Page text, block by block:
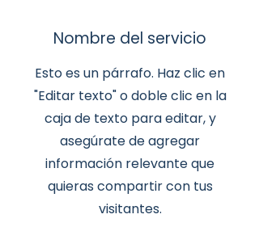
Nombre del servicio
Esto es un párrafo. Haz clic en
"Editar texto" o doble clic en la
caja de texto para editar, y
asegúrate de agregar
información relevante que
quieras compartir con tus
visitantes.